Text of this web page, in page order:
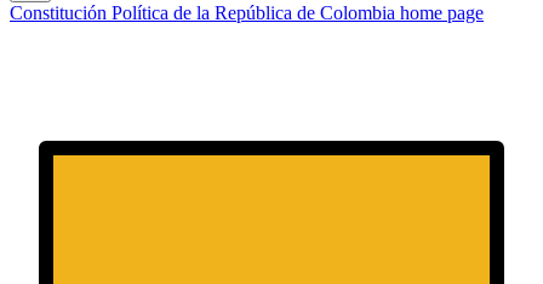
Constitución Política de la República de Colombia home page